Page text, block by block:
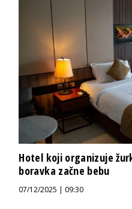
Hotel koji organizuje
boravka začne bebu
07/12/2025 | 09:30